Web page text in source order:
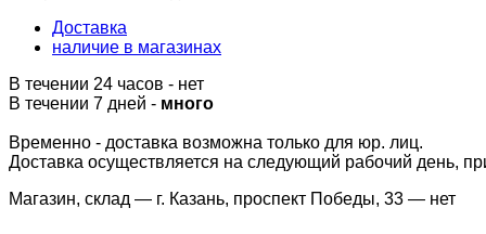
Доставка
наличие в магазинах
В течении 24 часов - нет
В течении 7 дней - много
Временно - доставка возможна только для юр. лиц.
Доставка осуществляется на следующий рабочий день,
Магазин, склад — г. Казань, проспект Победы, 33 — нет